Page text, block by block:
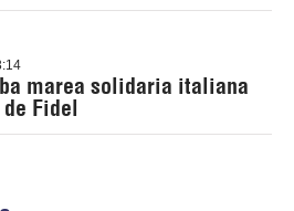
marea solidaria italiana
Fidel